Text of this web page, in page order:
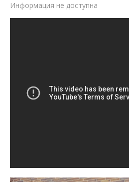
Информация не доступна